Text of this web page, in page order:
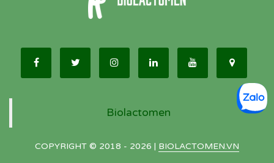
Biolactomen
COPYRIGHT © 2018 - 2026 | BIOLACTOMEN.VN